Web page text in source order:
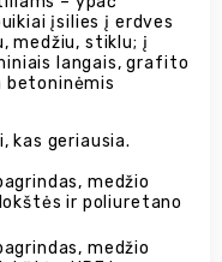
įsilies į erdves
medžiu, stiklu; į
langais, grafito
betoninėmis
kas geriausia.
medžio
ir poliuretano
medžio